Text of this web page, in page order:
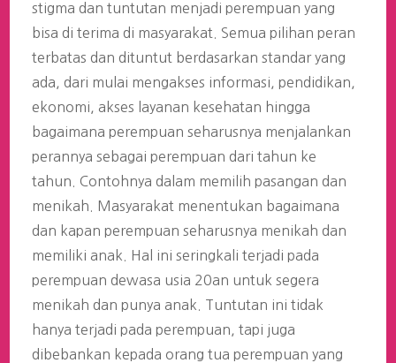
stigma dan tuntutan menjadi perempuan yang
bisa di terima di masyarakat. Semua pilihan peran
terbatas dan dituntut berdasarkan standar yang
ada, dari mulai mengakses informasi, pendidikan,
ekonomi, akses layanan kesehatan hingga
bagaimana perempuan seharusnya menjalankan
perannya sebagai perempuan dari tahun ke
tahun. Contohnya dalam memilih pasangan dan
menikah. Masyarakat menentukan bagaimana
dan kapan perempuan seharusnya menikah dan
memiliki anak. Hal ini seringkali terjadi pada
perempuan dewasa usia 20an untuk segera
menikah dan punya anak. Tuntutan ini tidak
hanya terjadi pada perempuan, tapi juga
dibebankan kepada orang tua perempuan yang